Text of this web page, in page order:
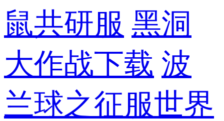
鼠共研服 黑洞
大作战下载 波
兰球之征服世界